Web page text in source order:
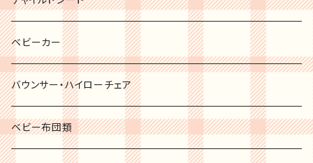
ベビーカー
バウンサー・ハイローチェア
ベビー布団類